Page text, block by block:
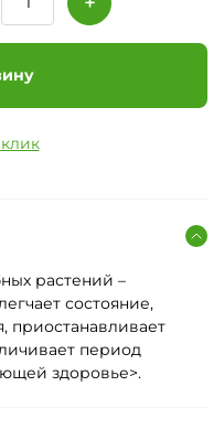
растений –
состояние,
период
здоровье>.